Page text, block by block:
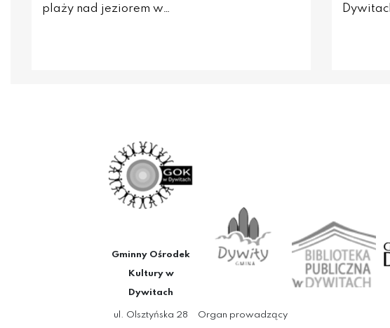
plaży nad jeziorem w…
Gminny Ośrodek
Kultury w
Dywitach
ul. Olsztyńska 28 Organ prowadzący